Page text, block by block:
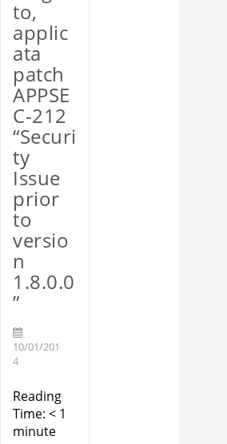
to,
applic
ata
patch
APPSE
C-212
“Securi
ty
Issue
prior
to
versio
n
1.8.0.0
”
10/01/201
4
Reading
Time: < 1
minute